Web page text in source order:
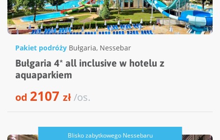
Pakiet podróży Bułgaria, Nessebar
Bułgaria 4* all inclusive w hotelu z
aquaparkiem
od 2107 zł/os.
Blisko zabytkowego Nessebaru